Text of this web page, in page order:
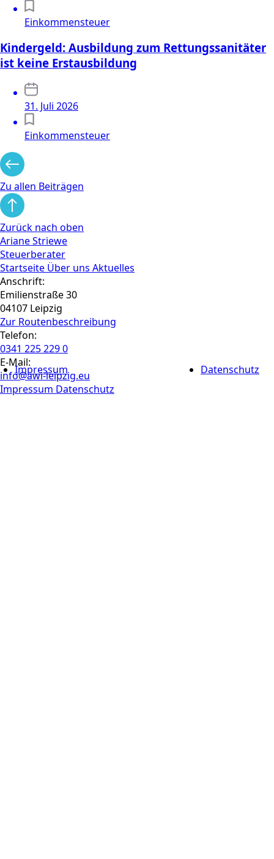
Impressum Datenschutz
Einkommensteuer
Kindergeld: Ausbildung zum Rettungssanitäter
ist keine Erstausbildung
31. Juli 2026
Einkommensteuer
Zu allen Beiträgen
Zurück nach oben
Ariane Striewe
Steuerberater
Startseite Über uns Aktuelles
Anschrift:
Emilienstraße 30
04107 Leipzig
Zur Routen­beschreibung
Telefon:
0341 225 229 0
E-Mail:
info@awi-leipzig.eu
Impressum Datenschutz